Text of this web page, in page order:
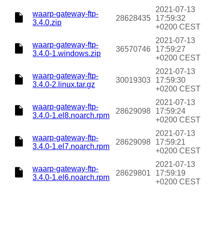
waarp-gateway-ftp-
3.4.0.zip
28628435
2021-07-13
17:59:32
+0200 CEST
waarp-gateway-ftp-
3.4.0-1.windows.zip
36570746
2021-07-13
17:59:27
+0200 CEST
waarp-gateway-ftp-
3.4.0-2.linux.tar.gz
30019303
2021-07-13
17:59:30
+0200 CEST
waarp-gateway-ftp-
3.4.0-1.el8.noarch.rpm
28629098
2021-07-13
17:59:24
+0200 CEST
waarp-gateway-ftp-
3.4.0-1.el7.noarch.rpm
28629098
2021-07-13
17:59:21
+0200 CEST
waarp-gateway-ftp-
3.4.0-1.el6.noarch.rpm
28629801
2021-07-13
17:59:19
+0200 CEST